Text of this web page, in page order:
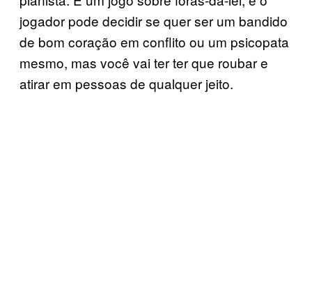
jogador pode decidir se quer ser um bandido
de bom coração em conflito ou um psicopata
mesmo, mas você vai ter ter que roubar e
atirar em pessoas de qualquer jeito.